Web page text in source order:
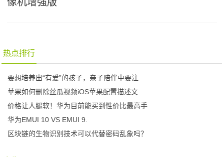
热点排行
要想培养出“有爱”的孩子，亲子陪伴中要注
苹果如何删除丝瓜视频iOS苹果配置描述文
价格让人腿软！华为目前能买到性价比最高手
华为EMUI 10 VS EMUI 9.
区块链的生物识别技术可以代替密码乱象吗？